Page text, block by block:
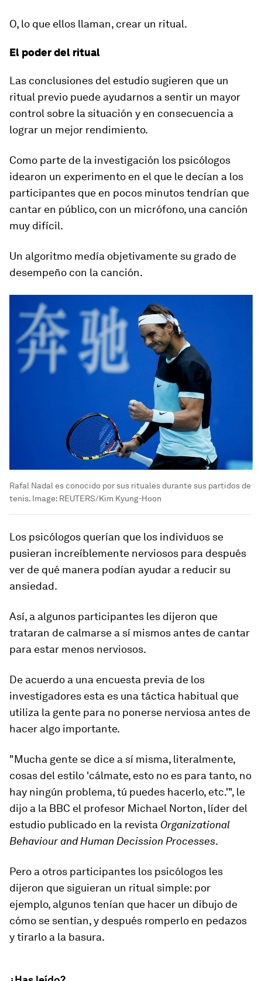
O, lo que ellos llaman, crear un ritual.
El poder del ritual
Las conclusiones del estudio sugieren que un
ritual previo puede ayudarnos a sentir un mayor
control sobre la situación y en consecuencia a
lograr un mejor rendimiento.
Como parte de la investigación los psicólogos
idearon un experimento en el que le decían a los
participantes que en pocos minutos tendrían que
cantar en público, con un micrófono, una canción
muy difícil.
Un algoritmo medía objetivamente su grado de
desempeño con la canción.
Rafal Nadal es conocido por sus rituales durante sus partidos de
tenis. Image: REUTERS/Kim Kyung-Hoon
Los psicólogos querían que los individuos se
pusieran increíblemente nerviosos para después
ver de qué manera podían ayudar a reducir su
ansiedad.
Así, a algunos participantes les dijeron que
trataran de calmarse a sí mismos antes de cantar
para estar menos nerviosos.
De acuerdo a una encuesta previa de los
investigadores esta es una táctica habitual que
utiliza la gente para no ponerse nerviosa antes de
hacer algo importante.
"Mucha gente se dice a sí misma, literalmente,
cosas del estilo 'cálmate, esto no es para tanto, no
hay ningún problema, tú puedes hacerlo, etc.'", le
dijo a la BBC el profesor Michael Norton, líder del
estudio publicado en la revista Organizational
Behaviour and Human Decission Processes.
Pero a otros participantes los psicólogos les
dijeron que siguieran un ritual simple: por
ejemplo, algunos tenían que hacer un dibujo de
cómo se sentían, y después romperlo en pedazos
y tirarlo a la basura.